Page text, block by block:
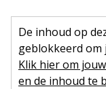
De inhoud op
geblokkeerd om
Klik hier om
en de inhoud te